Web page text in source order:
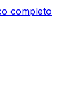
completo